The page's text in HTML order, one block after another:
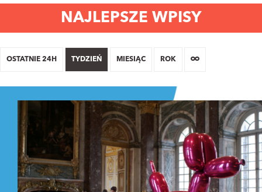
NAJLEPSZE WPISY
OSTATNIE 24H TYDZIEŃ MIESIĄC ROK